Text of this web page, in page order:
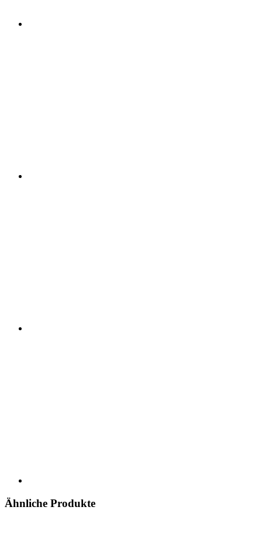
Ähnliche Produkte